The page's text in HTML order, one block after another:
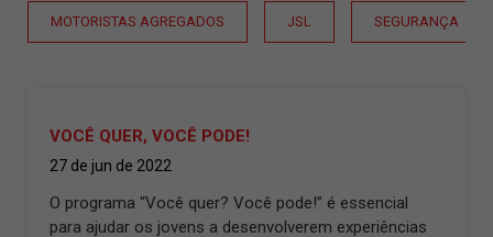
MOTORISTAS AGREGADOS JSL SEGURANÇA
VOCÊ QUER, VOCÊ PODE!
27 de jun de 2022
O programa “Você quer? Você pode!” é essencial
para ajudar os jovens a desenvolverem experiências